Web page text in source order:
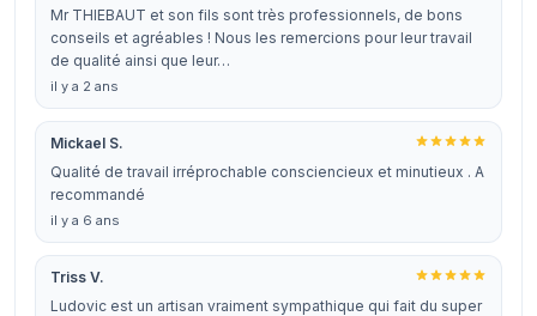
Mr THIEBAUT et son fils sont très professionnels, de bons
conseils et agréables ! Nous les remercions pour leur travail
de qualité ainsi que leur…
il y a 2 ans
Mickael S.
Qualité de travail irréprochable consciencieux et minutieux . A
recommandé
il y a 6 ans
Triss V.
Ludovic est un artisan vraiment sympathique qui fait du super